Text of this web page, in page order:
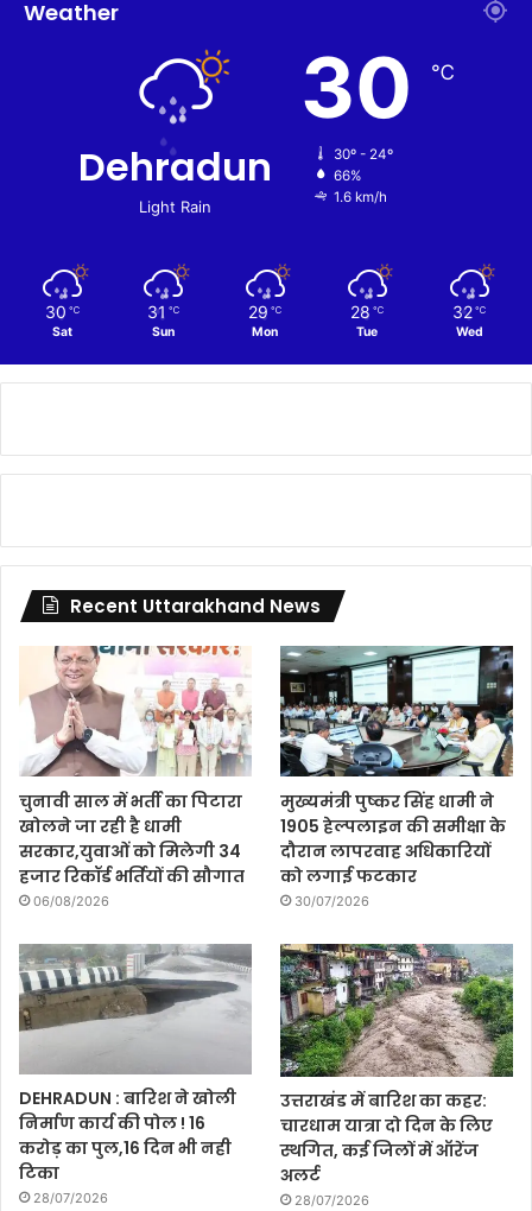
Weather
Dehradun
Light Rain
30 ℃
30º - 24º
66%
1.6 km/h
30 ℃
Sat
31 ℃
Sun
29 ℃
Mon
28 ℃
Tue
32 ℃
Wed
Recent Uttarakhand News
चुनावी साल में भर्ती का पिटारा
खोलने जा रही है धामी
सरकार,युवाओं को मिलेगी 34
हजार रिकॉर्ड भर्तियों की सौगात
06/08/2026
मुख्यमंत्री पुष्कर सिंह धामी ने
1905 हेल्पलाइन की समीक्षा के
दौरान लापरवाह अधिकारियों
को लगाई फटकार
30/07/2026
DEHRADUN : बारिश ने खोली
निर्माण कार्य की पोल ! 16
करोड़ का पुल,16 दिन भी नही
टिका
28/07/2026
उत्तराखंड में बारिश का कहर:
चारधाम यात्रा दो दिन के लिए
स्थगित, कई जिलों में ऑरेंज
अलर्ट
28/07/2026